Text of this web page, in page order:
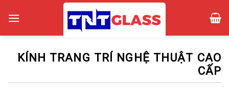
KÍNH TRANG TRÍ NGHỆ THUẬT CAO
CẤP